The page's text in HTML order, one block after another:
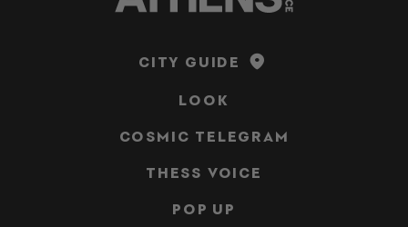
CITY GUIDE
LOOK
COSMIC TELEGRAM
THESS VOICE
POP UP